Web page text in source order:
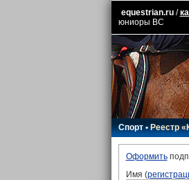
equestrian.ru/
юниоры ВС
Спорт•Реестр
Оформить
Имя (